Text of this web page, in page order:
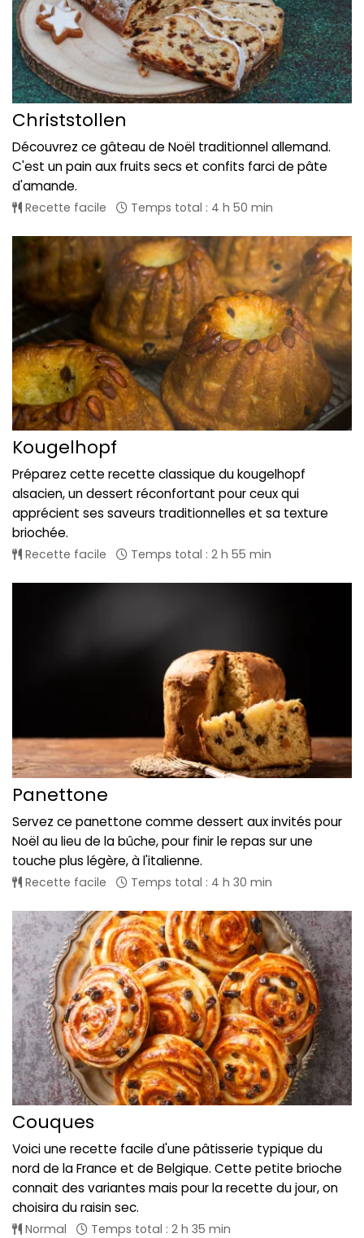
Christstollen
Découvrez ce gâteau de Noël traditionnel allemand.
C'est un pain aux fruits secs et confits farci de pâte
d'amande.
Recette facile Temps total : 4 h 50 min
Kougelhopf
Préparez cette recette classique du kougelhopf
alsacien, un dessert réconfortant pour ceux qui
apprécient ses saveurs traditionnelles et sa texture
briochée.
Recette facile Temps total : 2 h 55 min
Panettone
Servez ce panettone comme dessert aux invités pour
Noël au lieu de la bûche, pour finir le repas sur une
touche plus légère, à l'italienne.
Recette facile Temps total : 4 h 30 min
Couques
Voici une recette facile d'une pâtisserie typique du
nord de la France et de Belgique. Cette petite brioche
connait des variantes mais pour la recette du jour, on
choisira du raisin sec.
Normal Temps total : 2 h 35 min